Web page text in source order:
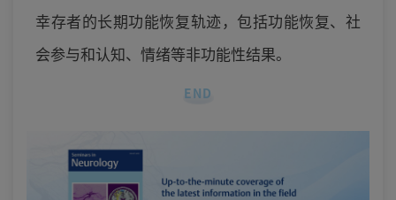
幸存者的长期功能恢复轨迹，包括功能恢复、社
会参与和认知、情绪等非功能性结果。
END